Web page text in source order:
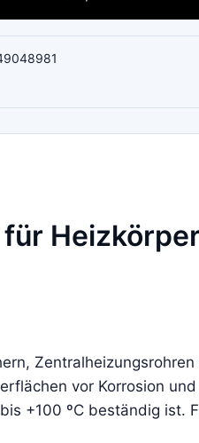
vor Korrosion
+100 ºC beständig ist.